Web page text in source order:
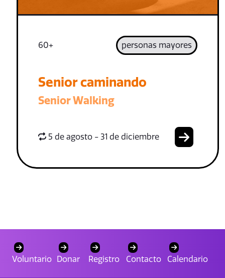
60+ personas mayores
Senior caminando
Senior Walking
5 de agosto - 31 de diciembre
Voluntario Donar Registro Contacto Calendario